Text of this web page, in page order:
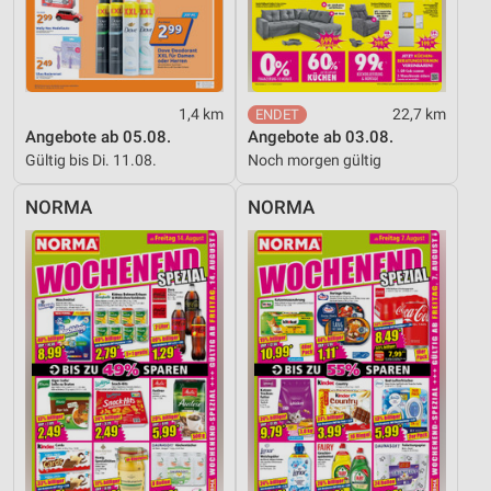
1,4 km
Angebote ab 05.08.
Gültig bis Di. 11.08.
22,7 km
Angebote ab 03.08.
Noch morgen gültig
NORMA NORMA
Verwendung reduzierter Daten zur Auswahl von
Inhalten
IAB-Besonderheiten:
Verwendung genauer Standortdaten
Geräte anhand von aktiv angeforderten
Nicht-IAB-Verarbeitungszwecke:
Notwendig
Performance
Funktional
Werbung